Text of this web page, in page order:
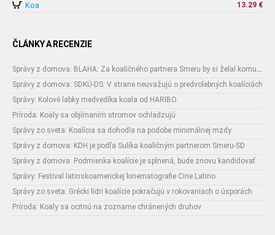
Koa 13.29 €
ČLÁNKY A RECENZIE
Správy z domova: BLAHA: Za koaličného partnera Smeru by si želal komunistickú stranu
Správy z domova: SDKÚ-DS: V strane neuvažujú o predvolebných koalíciách
Správy: Kolové labky medvedíka koala od HARIBO
Príroda: Koaly sa objímaním stromov ochladzujú
Správy zo sveta: Koalícia sa dohodla na podobe minimálnej mzdy
Správy z domova: KDH je podľa Sulíka koaličným partnerom Smeru-SD
Správy z domova: Podmienka koalície je splnená, bude znovu kandidovať
Správy: Festival latinskoamerickej kinematografie Cine Latino
Správy zo sveta: Grécki lídri koalície pokračujú v rokovaniach o úsporách
Príroda: Koaly sa ocitnú na zozname chránených druhov